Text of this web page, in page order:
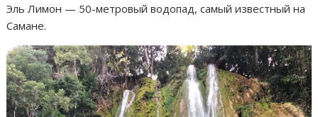
Эль Лимон — 50-метровый водопад, самый известный на
Самане.